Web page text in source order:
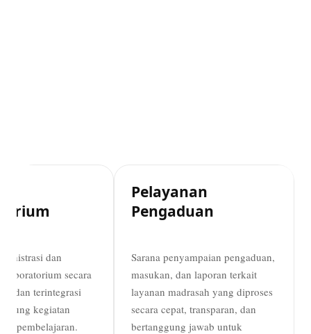
dan
laboratorium secara
dan terintegrasi
kegiatan
pembelajaran.
Pelayanan
Pengaduan
Sarana penyampaian pengaduan,
masukan, dan laporan terkait
layanan madrasah yang diproses
secara cepat, transparan, dan
bertanggung jawab untuk